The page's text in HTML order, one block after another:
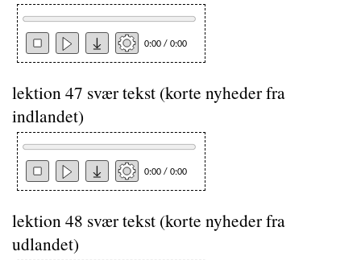
0:00 / 0:00
lektion 47 svær tekst (korte nyheder fra
indlandet)
0:00 / 0:00
lektion 48 svær tekst (korte nyheder fra
udlandet)